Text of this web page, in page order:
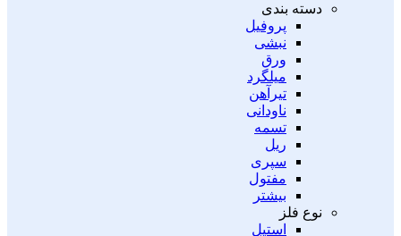
دسته بندی
پروفیل
نبشی
ورق
میلگرد
تیرآهن
ناودانی
تسمه
ریل
سپری
مفتول
بیشتر
نوع فلز
استیل